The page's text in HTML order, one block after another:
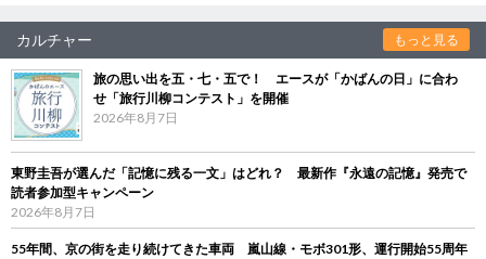
カルチャー もっと見る
旅の思い出を五・七・五で！ エースが「かばんの日」に合わ
せ「旅行川柳コンテスト」を開催
2026年8月7日
東野圭吾が選んだ「記憶に残る一文」はどれ？ 最新作『永遠の記憶』発売で
読者参加型キャンペーン
2026年8月7日
55年間、京の街を走り続けてきた車両 嵐山線・モボ301形、運行開始55周年